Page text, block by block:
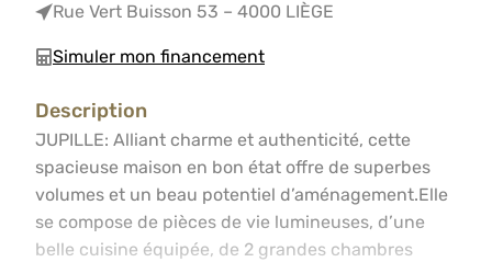
Rue Vert Buisson 53 – 4000 LIÈGE
Simuler mon financement
Description
JUPILLE: Alliant charme et authenticité, cette
JUPILLE: Alliant charme et authenticité, cette
spacieuse maison en bon état offre de superbes
volumes et un beau potentiel d’aménagement.Elle
se compose de pièces de vie lumineuses, d’une
belle cuisine équipée, de 2 grandes chambres